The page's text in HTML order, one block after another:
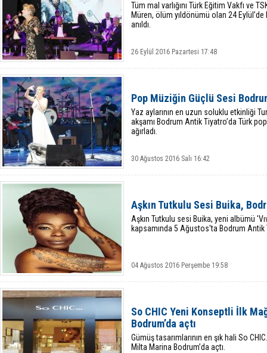
Tüm mal varlığını Türk Eğitim Vakfı ve
Müren, ölüm yıldönümü olan 24
anıldı.
26 Eylül 2016 Pazartesi 17:48
Pop Müziğin Güçlü Sesi
Yaz aylarının en uzun soluklu etkinliği
akşamı Bodrum Antik Tiyatro’da Türk
ağırladı.
30 Ağustos 2016 Salı 16:42
Aşkın Tutkulu Sesi Buika,
Aşkın Tutkulu sesi Buika, yeni albümü
kapsamında 5 Ağustos'ta Bodrum Antik
04 Ağustos 2016 Perşembe 19:58
So CHIC Yeni Konseptli İlk
Bodrum’da açtı
Gümüş tasarımlarının en şık hali So
Milta Marina Bodrum’da açtı.